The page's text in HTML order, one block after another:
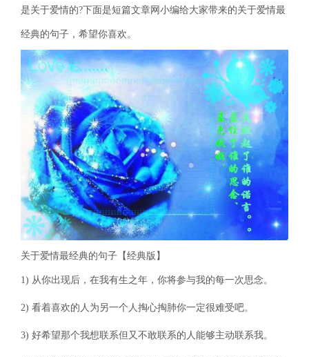
是关于爱情的?下面是短篇文章网小编给大家带来的关于爱情最
经典的句子，希望你喜欢。
关于爱情最经典的句子【经典版】
1) 从你出现后，在我有生之年，你将参与我的每一次思念。
2) 看着喜欢的人为另一个人掏心掏肺你一定很难受吧。
3) 好希望那个我想联系但又不敢联系的人能够主动联系我。